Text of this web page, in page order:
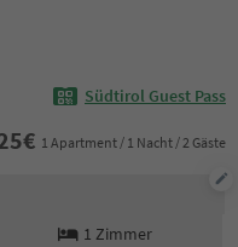
Südtirol Guest Pass
€ 1 Apartment / 1 Nacht / 2 Gäste
1 Zimmer